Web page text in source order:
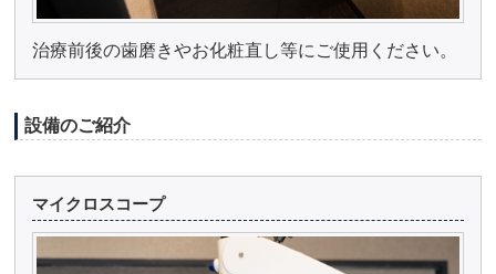
治療前後の歯磨きやお化粧直し等にご使用ください。
設備のご紹介
マイクロスコープ